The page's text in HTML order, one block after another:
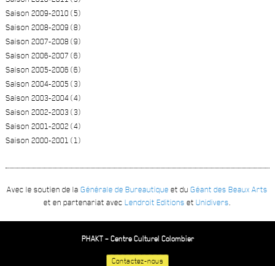
Saison 2009-2010 (5)
Saison 2008-2009 (8)
Saison 2007-2008 (9)
Saison 2006-2007 (6)
Saison 2005-2006 (6)
Saison 2004-2005 (3)
Saison 2003-2004 (4)
Saison 2002-2003 (3)
Saison 2001-2002 (4)
Saison 2000-2001 (1)
Avec le soutien de laGénérale de Bureautique et duGéant des Beaux Arts
et en partenariat avecLendroit Editions etUnidivers.
PHAKT – Centre Culturel Colombier
Contactez-nous